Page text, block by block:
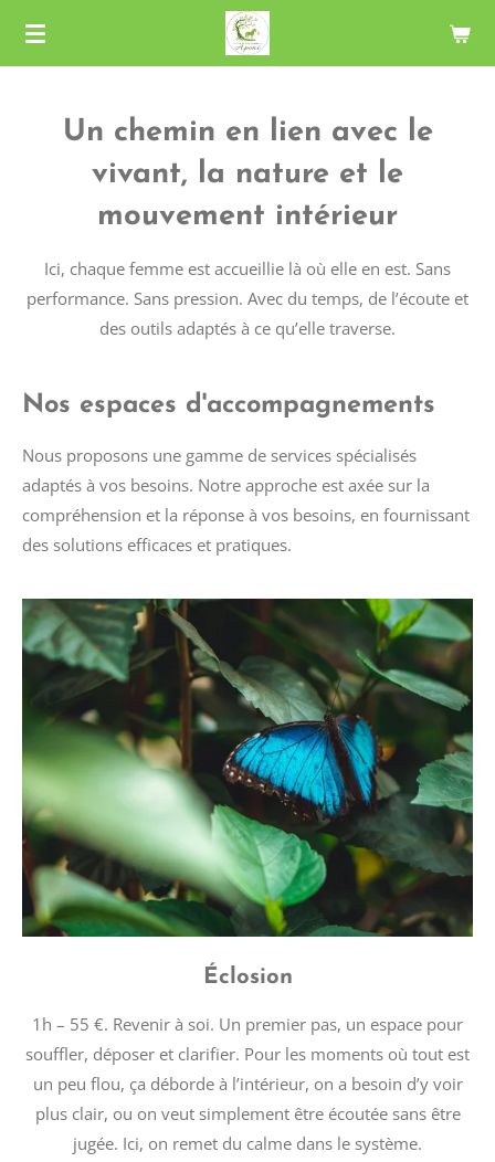
Passer
principal
Un chemin en lien avec le
vivant, la nature et le
mouvement intérieur
Ici, chaque femme est accueillie là où elle en est. Sans
performance. Sans pression. Avec du temps, de l’écoute et
des outils adaptés à ce qu’elle traverse.
Nos espaces d'accompagnements
Nous proposons une gamme de services spécialisés
adaptés à vos besoins. Notre approche est axée sur la
compréhension et la réponse à vos besoins, en fournissant
des solutions efficaces et pratiques.
Éclosion
1h – 55 €. Revenir à soi. Un premier pas, un espace pour
souffler, déposer et clarifier. Pour les moments où tout est
un peu flou, ça déborde à l’intérieur, on a besoin d’y voir
plus clair, ou on veut simplement être écoutée sans être
jugée. Ici, on remet du calme dans le système.